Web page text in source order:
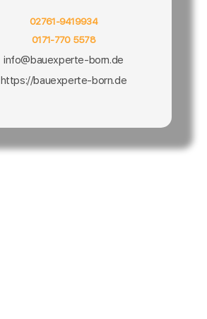
02761-9419934
0171-770 5578
info@bauexperte-born.de
https://bauexperte-born.de